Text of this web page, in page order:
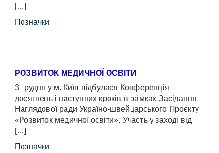
[…]
Позначки
РОЗВИТОК МЕДИЧНОЇ ОСВІТИ
3 грудня у м. Київ відбулася Конференція
досягнень і наступних кроків в рамках Засідання
Наглядової ради Україно-швейцарського Проєкту
«Розвиток медичної освіти». Участь у заході від
[…]
Позначки